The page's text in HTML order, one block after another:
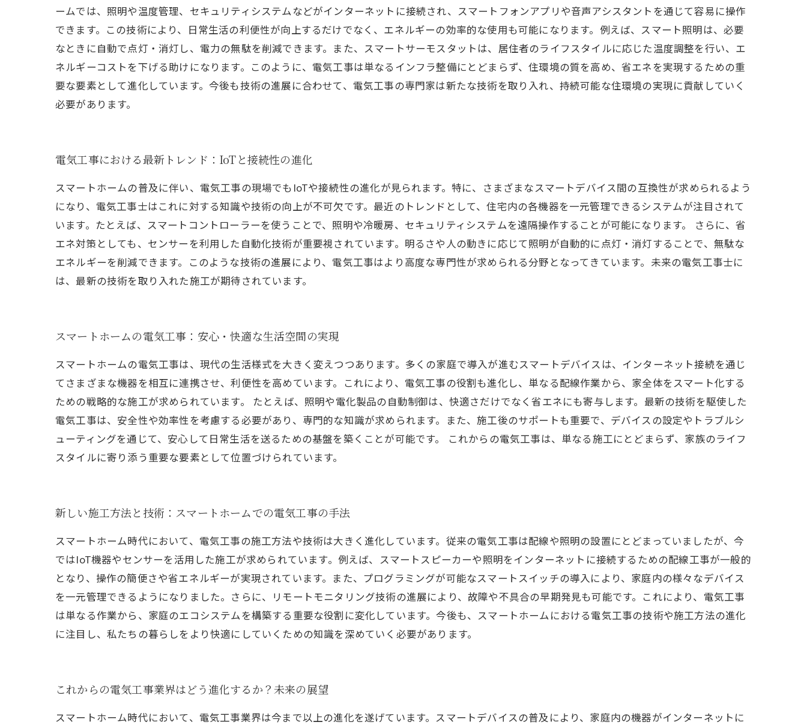
ームでは、照明や温度管理、セキュリティシステムなどがインターネットに接続され、スマートフォンアプリや音声アシスタントを通じて容易に操作
できます。この技術により、日常生活の利便性が向上するだけでなく、エネルギーの効率的な使用も可能になります。例えば、スマート照明は、必要
なときに自動で点灯・消灯し、電力の無駄を削減できます。また、スマートサーモスタットは、居住者のライフスタイルに応じた温度調整を行い、エ
ネルギーコストを下げる助けになります。このように、電気工事は単なるインフラ整備にとどまらず、住環境の質を高め、省エネを実現するための重
要な要素として進化しています。今後も技術の進展に合わせて、電気工事の専門家は新たな技術を取り入れ、持続可能な住環境の実現に貢献していく
必要があります。
電気工事における最新トレンド：IoTと接続性の進化
スマートホームの普及に伴い、電気工事の現場でもIoTや接続性の進化が見られます。特に、さまざまなスマートデバイス間の互換性が求められるよう
になり、電気工事士はこれに対する知識や技術の向上が不可欠です。最近のトレンドとして、住宅内の各機器を一元管理できるシステムが注目されて
います。たとえば、スマートコントローラーを使うことで、照明や冷暖房、セキュリティシステムを遠隔操作することが可能になります。 さらに、省
エネ対策としても、センサーを利用した自動化技術が重要視されています。明るさや人の動きに応じて照明が自動的に点灯・消灯することで、無駄な
エネルギーを削減できます。このような技術の進展により、電気工事はより高度な専門性が求められる分野となってきています。未来の電気工事士に
は、最新の技術を取り入れた施工が期待されています。
スマートホームの電気工事：安心・快適な生活空間の実現
スマートホームの電気工事は、現代の生活様式を大きく変えつつあります。多くの家庭で導入が進むスマートデバイスは、インターネット接続を通じ
てさまざまな機器を相互に連携させ、利便性を高めています。これにより、電気工事の役割も進化し、単なる配線作業から、家全体をスマート化する
ための戦略的な施工が求められています。 たとえば、照明や電化製品の自動制御は、快適さだけでなく省エネにも寄与します。最新の技術を駆使した
電気工事は、安全性や効率性を考慮する必要があり、専門的な知識が求められます。また、施工後のサポートも重要で、デバイスの設定やトラブルシ
ューティングを通じて、安心して日常生活を送るための基盤を築くことが可能です。 これからの電気工事は、単なる施工にとどまらず、家族のライフ
スタイルに寄り添う重要な要素として位置づけられています。
新しい施工方法と技術：スマートホームでの電気工事の手法
スマートホーム時代において、電気工事の施工方法や技術は大きく進化しています。従来の電気工事は配線や照明の設置にとどまっていましたが、今
ではIoT機器やセンサーを活用した施工が求められています。例えば、スマートスピーカーや照明をインターネットに接続するための配線工事が一般的
となり、操作の簡便さや省エネルギーが実現されています。また、プログラミングが可能なスマートスイッチの導入により、家庭内の様々なデバイス
を一元管理できるようになりました。さらに、リモートモニタリング技術の進展により、故障や不具合の早期発見も可能です。これにより、電気工事
は単なる作業から、家庭のエコシステムを構築する重要な役割に変化しています。今後も、スマートホームにおける電気工事の技術や施工方法の進化
に注目し、私たちの暮らしをより快適にしていくための知識を深めていく必要があります。
これからの電気工事業界はどう進化するか？未来の展望
スマートホーム時代において、電気工事業界は今まで以上の進化を遂げています。スマートデバイスの普及により、家庭内の機器がインターネットに